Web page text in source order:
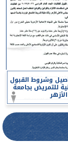
وشروط القبول
للتمريض بجامعة
الأزهر